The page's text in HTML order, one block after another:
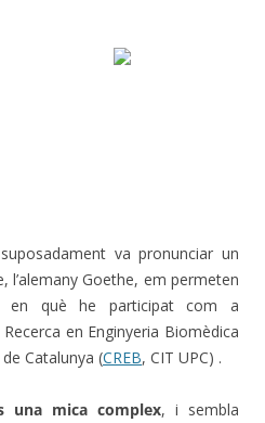
va pronunciar un
l’alemany Goethe, em permeten
en què he participat com a
en Enginyeria Biomèdica
Catalunya (CREB, CIT UPC) .
una mica complex, i sembla